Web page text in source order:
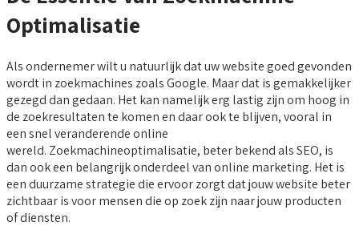
Optimalisatie
Als ondernemer wilt u natuurlijk dat uw website goed gevonden
wordt in zoekmachines zoals Google. Maar dat is gemakkelijker
gezegd dan gedaan. Het kan namelijk erg lastig zijn om hoog in
de zoekresultaten te komen en daar ook te blijven, vooral in
een snel veranderende online
wereld. Zoekmachineoptimalisatie, beter bekend als SEO, is
dan ook een belangrijk onderdeel van online marketing. Het is
een duurzame strategie die ervoor zorgt dat jouw website beter
zichtbaar is voor mensen die op zoek zijn naar jouw producten
of diensten.